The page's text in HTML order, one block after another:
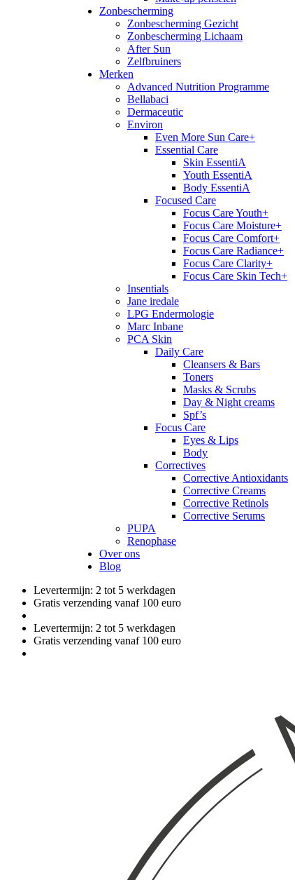
Zonbescherming
Zonbescherming Gezicht
Zonbescherming Lichaam
After Sun
Zelfbruiners
Merken
Advanced Nutrition Programme
Bellabaci
Dermaceutic
Environ
Even More Sun Care+
Essential Care
Skin EssentiA
Youth EssentiA
Body EssentiA
Focused Care
Focus Care Youth+
Focus Care Moisture+
Focus Care Comfort+
Focus Care Radiance+
Focus Care Clarity+
Focus Care Skin Tech+
Insentials
Jane iredale
LPG Endermologie
Marc Inbane
PCA Skin
Daily Care
Cleansers & Bars
Toners
Masks & Scrubs
Day & Night creams
Spf’s
Focus Care
Eyes & Lips
Body
Correctives
Corrective Antioxidants
Corrective Creams
Corrective Retinols
Corrective Serums
PUPA
Renophase
Over ons
Blog
Levertermijn: 2 tot 5 werkdagen
Gratis verzending vanaf 100 euro
Levertermijn: 2 tot 5 werkdagen
Gratis verzending vanaf 100 euro